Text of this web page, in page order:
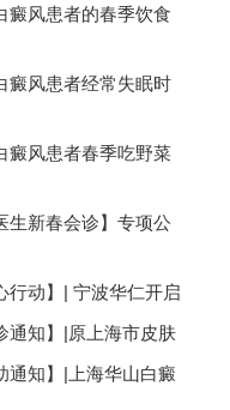
癜风患者的春季饮食
癜风患者经常失眠时
癜风患者春季吃野菜
生新春会诊】专项公
行动】| 宁波华仁开启
通知】|原上海市皮肤
通知】|上海华山白癜